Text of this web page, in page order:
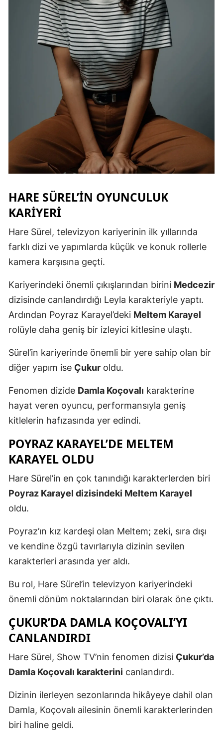
HARE SÜREL’IN OYUNCULUK
KARIYERI
Hare Sürel, televizyon kariyerinin ilk yıllarında
farklı dizi ve yapımlarda küçük ve konuk rollerle
kamera karşısına geçti.
Kariyerindeki önemli çıkışlarından birini Medcezir
dizisinde canlandırdığı Leyla karakteriyle yaptı.
Ardından Poyraz Karayel’deki Meltem Karayel
rolüyle daha geniş bir izleyici kitlesine ulaştı.
Sürel’in kariyerinde önemli bir yere sahip olan bir
diğer yapım ise Çukur oldu.
Fenomen dizide Damla Koçovalı karakterine
hayat veren oyuncu, performansıyla geniş
kitlelerin hafızasında yer edindi.
POYRAZ KARAYEL’DE MELTEM
KARAYEL OLDU
Hare Sürel’in en çok tanındığı karakterlerden biri
Poyraz Karayel dizisindeki Meltem Karayel
oldu.
Poyraz’ın kız kardeşi olan Meltem; zeki, sıra dışı
ve kendine özgü tavırlarıyla dizinin sevilen
karakterleri arasında yer aldı.
Bu rol, Hare Sürel’in televizyon kariyerindeki
önemli dönüm noktalarından biri olarak öne çıktı.
ÇUKUR’DA DAMLA KOÇOVALI’YI
CANLANDIRDI
Hare Sürel, Show TV’nin fenomen dizisi Çukur’da
Damla Koçovalı karakterini canlandırdı.
Dizinin ilerleyen sezonlarında hikâyeye dahil olan
Damla, Koçovalı ailesinin önemli karakterlerinden
biri haline geldi.